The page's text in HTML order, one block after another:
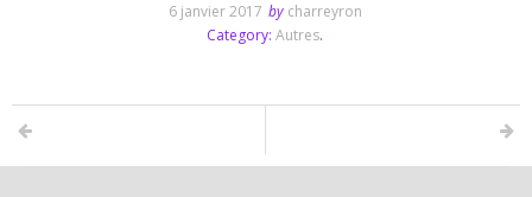
6 janvier 2017 by charreyron
Category: Autres.